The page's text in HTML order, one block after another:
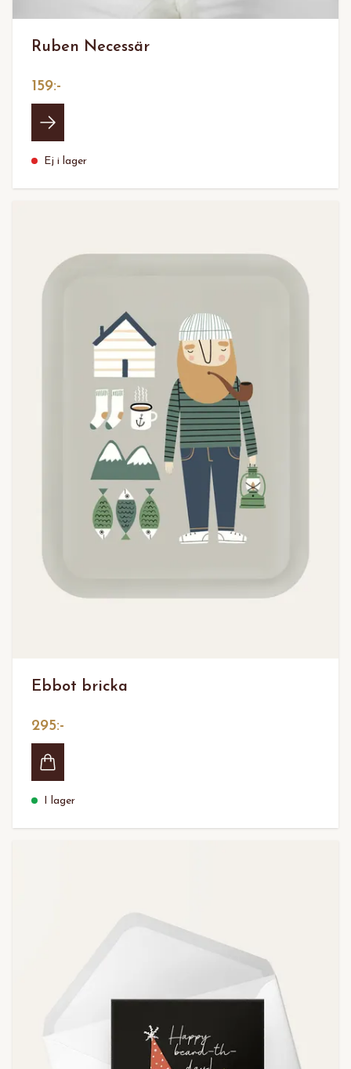
Ruben Necessär
159:-
Ej i lager
Ebbot bricka
295:-
I lager